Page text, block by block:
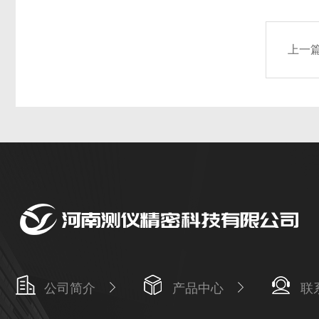
上一
公司简介 产品中心 联